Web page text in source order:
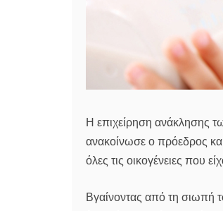
Η επιχείρηση ανάκλησης
ανακοίνωσε ο πρόεδρος
όλες τις οικογένειες που
Βγαίνοντας από τη σιωπή